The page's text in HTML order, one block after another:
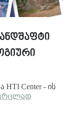
HTI Center - ის